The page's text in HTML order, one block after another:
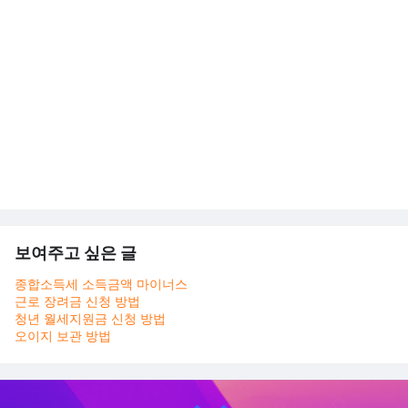
보여주고 싶은 글
종합소득세 소득금액 마이너스
근로 장려금 신청 방법
청년 월세지원금 신청 방법
오이지 보관 방법